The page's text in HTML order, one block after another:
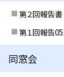
第２回報告書
第１回報告
同窓会